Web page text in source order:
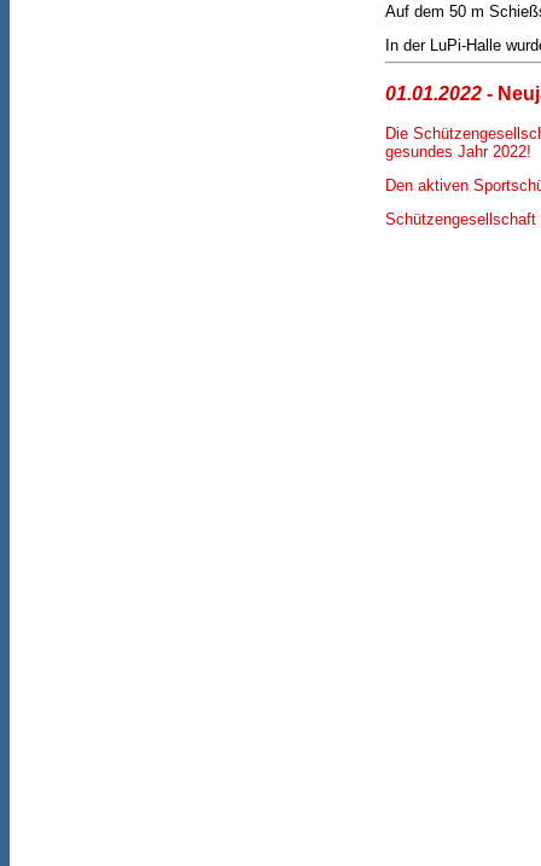
Auf dem 50 m
In der LuPi-Halle
01.01.2022 -
Die
gesundes Jahr 2022!
Den aktiven
Schützengesellschaft